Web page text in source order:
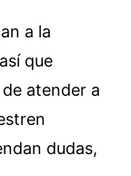
a la
que
atender a
dudas,